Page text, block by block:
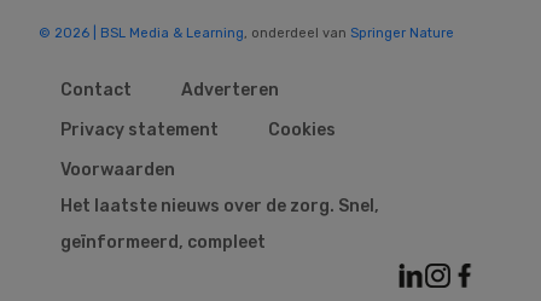
© 2026 | BSL Media & Learning, onderdeel van Springer Nature
Contact
Adverteren
Privacy statement
Cookies
Voorwaarden
Het laatste nieuws over de zorg. Snel,
geïnformeerd, compleet